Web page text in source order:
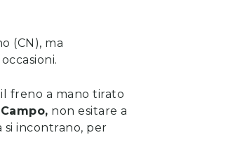
(CN), ma
freno a mano tirato
, non esitare a
si incontrano, per